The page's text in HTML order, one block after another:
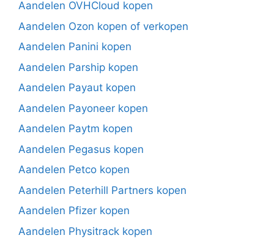
Aandelen OVHCloud kopen
Aandelen Ozon kopen of verkopen
Aandelen Panini kopen
Aandelen Parship kopen
Aandelen Payaut kopen
Aandelen Payoneer kopen
Aandelen Paytm kopen
Aandelen Pegasus kopen
Aandelen Petco kopen
Aandelen Peterhill Partners kopen
Aandelen Pfizer kopen
Aandelen Physitrack kopen